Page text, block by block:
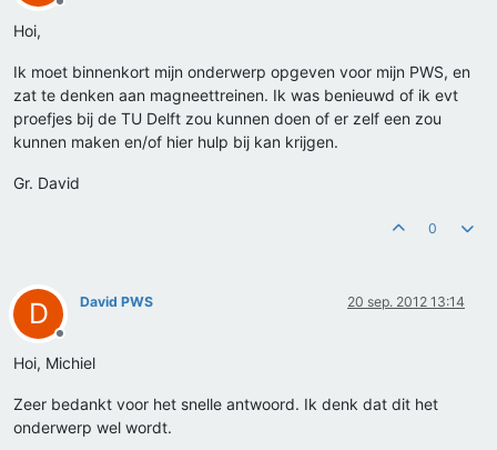
Offline
Hoi,
Ik moet binnenkort mijn onderwerp opgeven voor mijn PWS, en
zat te denken aan magneettreinen. Ik was benieuwd of ik evt
proefjes bij de TU Delft zou kunnen doen of er zelf een zou
kunnen maken en/of hier hulp bij kan krijgen.
Gr. David
0
D
Offline
David PWS 20 sep. 2012 13:14
Hoi, Michiel
Zeer bedankt voor het snelle antwoord. Ik denk dat dit het
onderwerp wel wordt.